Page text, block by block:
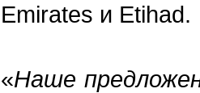
Emirates и Etihad.
«Наше